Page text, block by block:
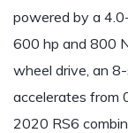
powered by a
600 hp and 800
wheel drive, an
accelerates from
2020 RS6